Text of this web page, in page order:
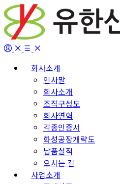
회사소개
인사말
회사소개
조직구성도
회사연혁
각종인증서
화성공장개략도
납품실적
오시는 길
사업소개